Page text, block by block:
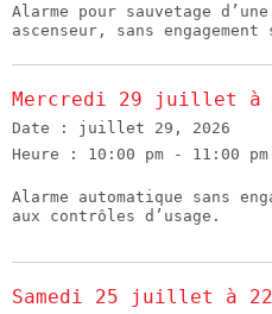
Alarme pour sauvetage
ascenseur, sans
Mercredi 29 juillet à
Date : juillet 29, 2026
Heure : 10:00 pm - 11:00 pm
Alarme automatique sans
aux contrôles d’usage.
Samedi 25 juillet à